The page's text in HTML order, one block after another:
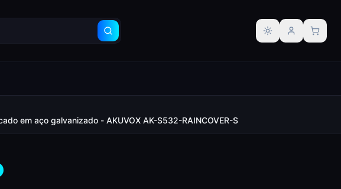
Alternar tema
em aço galvanizado - AKUVOX AK-S532-RAINCOVER-S